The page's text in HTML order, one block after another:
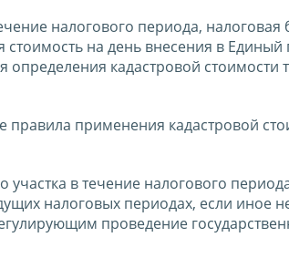
налогового периода, налоговая
на день внесения в Единый
кадастровой стоимости
применения кадастровой
в течение налогового
налоговых периодах, если иное
проведение